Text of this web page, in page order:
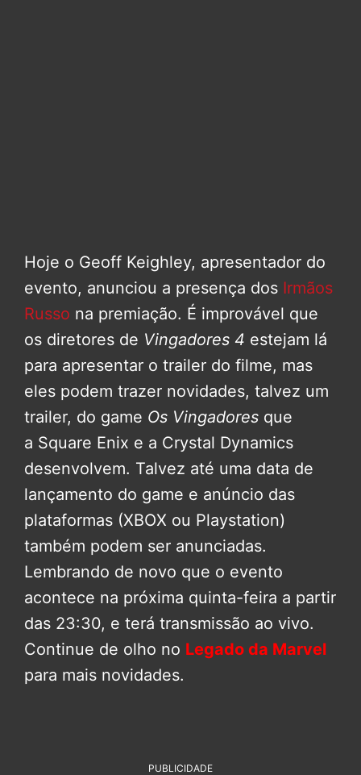
Hoje o Geoff Keighley, apresentador do
evento, anunciou a presença dos Irmãos
Russo na premiação. É improvável que
os diretores de Vingadores 4 estejam lá
para apresentar o trailer do filme, mas
eles podem trazer novidades, talvez um
trailer, do game Os Vingadores que
a Square Enix e a Crystal Dynamics
desenvolvem. Talvez até uma data de
lançamento do game e anúncio das
plataformas (XBOX ou Playstation)
também podem ser anunciadas.
Lembrando de novo que o evento
acontece na próxima quinta-feira a partir
das 23:30, e terá transmissão ao vivo.
Continue de olho no Legado da Marvel
para mais novidades.
PUBLICIDADE